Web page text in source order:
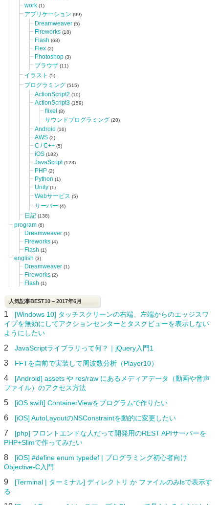
work (1)
アプリケーション (99)
Dreamweaver (5)
Fireworks (18)
Flash (68)
Flex (2)
Photoshop (3)
ブラウザ (11)
イラスト (5)
プログラミング (515)
ActionScript2 (10)
ActionScript3 (159)
flixel (8)
サウンドプログラミング (20)
Android (16)
AWS (2)
C / C++ (5)
iOS (182)
JavaScript(123)
PHP (2)
Python (1)
Unity (1)
Webサービス (5)
サーバー (4)
日記 (138)
program (6)
Dreamweaver (1)
Fireworks (4)
Flash (1)
english (3)
Dreamweaver (1)
Fireworks (2)
Flash (1)
人気記事BEST10 – 2017年6月
1
[Windows 10] タッチスクリーンの右端、左端からのエッジスワ
イプを無効にしてアクションセンターとタスクビューを表示しない
ようにしたい
2 JavaScriptライブラリって何？｜jQuery入門1
3 FFTを自前で実装して周波数分析（Player10）
4
[Android] assets や res/raw にあるメディアデータ（動画や音声
ファイル）のアクセス方法
5 [iOS swift] ContainerViewをプログラムで作りたい
6 [iOS] AutoLayoutのNSConstraintを動的に変更したい
7
[php] フロントエンドな人だって開発用のREST APIサーバーを
PHP+Slimで作ってみたい
8
[iOS] #define enum typedef | プログラミング初心者向け
Objective-C入門
9
[Terminal | ターミナル] ディレクトリ か ファイルのみlsで表示す
る